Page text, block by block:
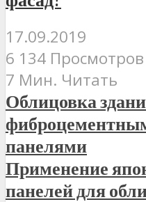
17.09.2019
6 134 Просмотров
7 Мин. Читать
Облицовка
панелями
Применение
панелей для